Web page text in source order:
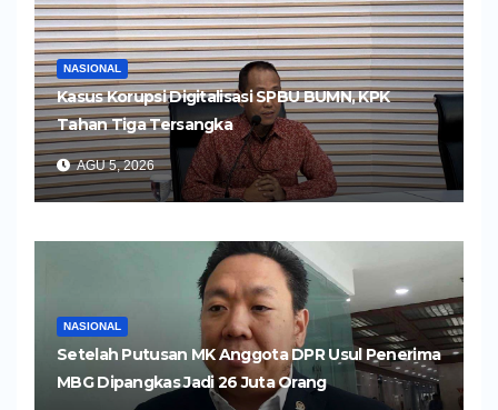
NASIONAL
Kasus Korupsi Digitalisasi SPBU BUMN, KPK
Tahan Tiga Tersangka
AGU 5, 2026
NASIONAL
Setelah Putusan MK Anggota DPR Usul Penerima
MBG Dipangkas Jadi 26 Juta Orang